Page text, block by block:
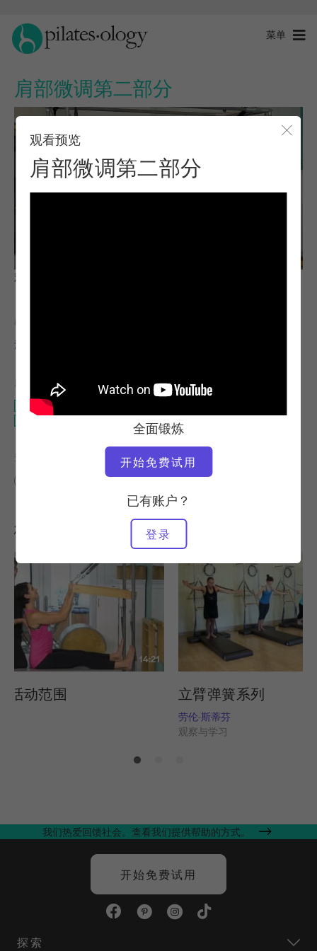
菜单
肩部微调第二部分
观看预览
肩部微调第二部分
全面锻炼
开始免费试用
已有账户？
登录
观察与学习
教师
洛里-科尔曼-布朗
所需设备
塔楼
凯迪拉克
查找类似课程
塔楼 凯迪拉克
您可能喜欢的其他锻炼
14:21
活动范围 立臂弹簧系列
劳伦-斯蒂芬
观察与学习
我们热爱回馈社会。查看我们提供帮助的方式。
开始免费试用
探索